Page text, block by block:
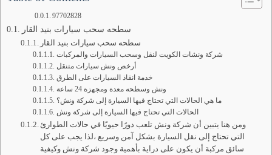
97702828
سطحه سحب سيارات بنيد القار
سطحه سحب سيارات بنيد القار
شركة ونشات الكويت لنقل وسحب السيارات والمركبات
أرخص ونش سيارات متنقل
خدمة انقاذ السيارات على الطرق
ونش وسطحه معدة ومجهزة 24 ساعة
ما هي الحالات التي تحتاج فيها السيارة إلى شركة ونش؟
الحالات التي تحتاج فيها السيارة إلى شركة ونش
ومن هنا يتبين أن شركة ونش تلعب دورًا حيويًا في حالات الطوارئ
التي تحتاج إلى نقل السيارة بشكل آمن وسريع ،لذا يجب على كل
سائق مركبة أن يكون على دراية بأهمية وجود شركة ونش وكيفية